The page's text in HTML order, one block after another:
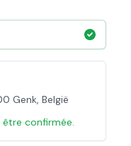
Genk, België
confirmée.